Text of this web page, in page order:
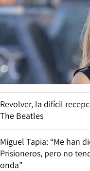
Revolver, la difícil
The Beatles
Miguel Tapia: “Me han
Prisioneros, pero no
onda”